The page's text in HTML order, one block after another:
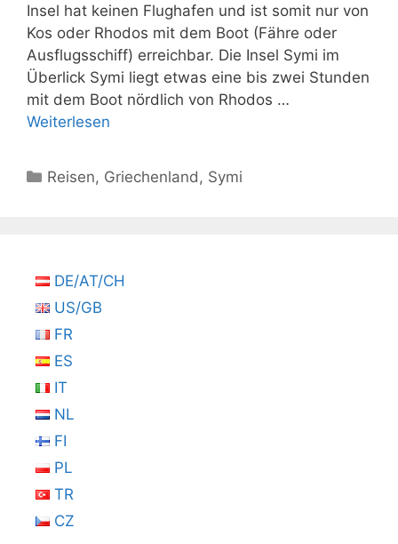
Insel hat keinen Flughafen und ist somit nur von
Kos oder Rhodos mit dem Boot (Fähre oder
Ausflugsschiff) erreichbar. Die Insel Symi im
Überlick Symi liegt etwas eine bis zwei Stunden
mit dem Boot nördlich von Rhodos …
Weiterlesen
Kategorien
Reisen, Griechenland , Symi
DE/AT/CH
US/GB
FR
ES
IT
NL
FI
PL
TR
CZ